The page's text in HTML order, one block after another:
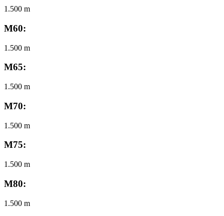
1.500 m
M60:
1.500 m
M65:
1.500 m
M70:
1.500 m
M75:
1.500 m
M80:
1.500 m